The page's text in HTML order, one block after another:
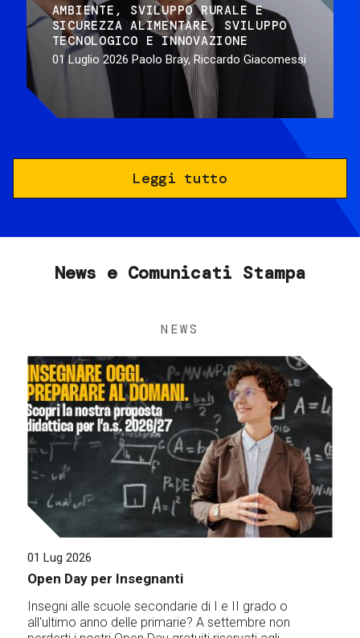
AMBIENTE
SVILUPPO RURALE E
SICUREZZA ALIMENTARE
SVILUPPO
TECNOLOGICO E INNOVAZIONE
01 Luglio 2026 Paolo Bray, Riccardo Giacomessi
Leggi tutto
News e Comunicati Stampa
NEWS
01 Lug 2026
Open Day per Insegnanti
Insegni alle scuole secondarie di I e II grado o
all'ultimo anno delle primarie? A settembre non